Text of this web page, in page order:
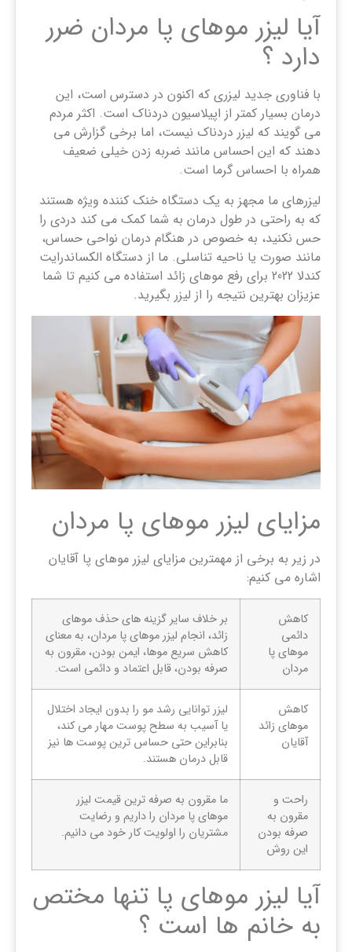
آیا لیزر موهای پا مردان ضرر
دارد ؟
با فناوری جدید لیزری که اکنون در دسترس است، این
درمان بسیار کمتر از اپیلاسیون دردناک است. اکثر مردم
می گویند که لیزر دردناک نیست، اما برخی گزارش می
دهند که این احساس مانند ضربه زدن خیلی ضعیف
همراه با احساس گرما است.
لیزرهای ما مجهز به یک دستگاه خنک کننده ویژه هستند
که به راحتی در طول درمان به شما کمک می کند دردی را
حس نکنید، به خصوص در هنگام درمان نواحی حساس،
مانند صورت یا ناحیه تناسلی. ما از دستگاه الکساندرایت
کندلا 2022 برای رفع موهای زائد استفاده می کنیم تا شما
عزیزان بهترین نتیجه را از لیزر بگیرید.
مزایای لیزر موهای پا مردان
در زیر به برخی از مهمترین مزایای لیزر موهای پا آقایان
اشاره می کنیم:
کاهش
دائمی
موهای پا
مردان
بر خلاف سایر گزینه های حذف موهای
زائد، انجام لیزر موهای پا مردان، به معنای
کاهش سریع موها، ایمن بودن، مقرون به
صرفه بودن، قابل اعتماد و دائمی است.
کاهش
موهای زائد
آقایان
لیزر توانایی رشد مو را بدون ایجاد اختلال
یا آسیب به سطح پوست مهار می کند،
بنابراین حتی حساس ترین پوست ها نیز
قابل درمان هستند.
راحت و
مقرون به
صرفه بودن
این روش
ما مقرون به صرفه ترین قیمت لیزر
موهای پا مردان را داریم و رضایت
مشتریان را اولویت کار خود می دانیم.
آیا لیزر موهای پا تنها مختص
به خانم ها است ؟